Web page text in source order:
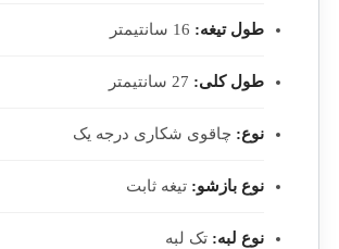
طول تیغه: 16 سانتیمتر
طول کلی:
نوع: چاقوی شکاری درجه یک
نوع بازشو: تیغه ثابت
نوع لبه: تک لبه